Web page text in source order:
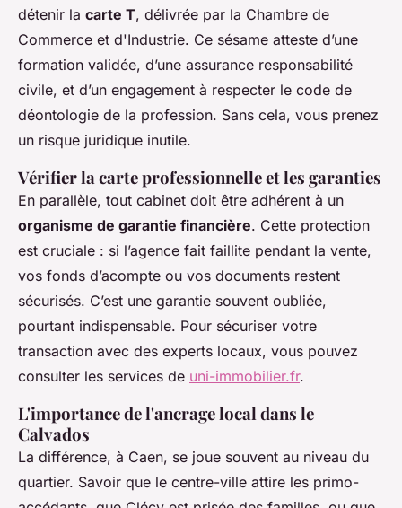
détenir la carte T, délivrée par la Chambre de
Commerce et d'Industrie. Ce sésame atteste d’une
formation validée, d’une assurance responsabilité
civile, et d’un engagement à respecter le code de
déontologie de la profession. Sans cela, vous prenez
un risque juridique inutile.
Vérifier la carte professionnelle et les garanties
En parallèle, tout cabinet doit être adhérent à un
organisme de garantie financière. Cette protection
est cruciale : si l’agence fait faillite pendant la vente,
vos fonds d’acompte ou vos documents restent
sécurisés. C’est une garantie souvent oubliée,
pourtant indispensable. Pour sécuriser votre
transaction avec des experts locaux, vous pouvez
consulter les services de uni-immobilier.fr.
L'importance de l'ancrage local dans le
Calvados
La différence, à Caen, se joue souvent au niveau du
quartier. Savoir que le centre-ville attire les primo-